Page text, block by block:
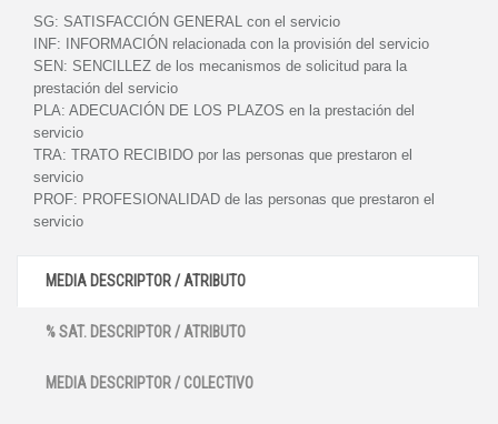
SG: SATISFACCIÓN GENERAL con el servicio
INF:
INFORMACIÓN relacionada con la provisión del servicio
SEN: SENCILLEZ de los mecanismos de solicitud para la
prestación del servicio
PLA: ADECUACIÓN DE LOS PLAZOS en la prestación del
servicio
TRA: TRATO RECIBIDO por las personas que prestaron el
servicio
PROF: PROFESIONALIDAD de las personas que prestaron el
servicio
MEDIA DESCRIPTOR / ATRIBUTO
% SAT. DESCRIPTOR / ATRIBUTO
MEDIA DESCRIPTOR / COLECTIVO